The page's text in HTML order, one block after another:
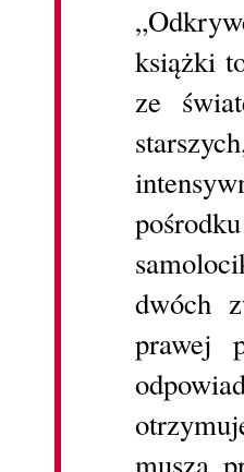
książki
ze
dwóch
prawej